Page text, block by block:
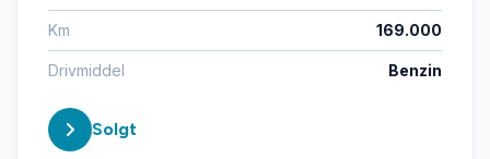
Km 169.000
Drivmiddel Benzin
Solgt